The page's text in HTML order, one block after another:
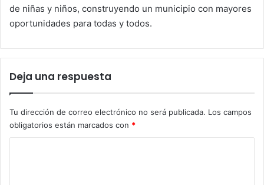
de niñas y niños, construyendo un municipio con mayores
oportunidades para todas y todos.
Deja una respuesta
Tu dirección de correo electrónico no será publicada. Los campos
obligatorios están marcados con *